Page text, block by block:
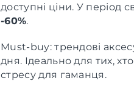
доступні ціни. У період
-60%.
Must-buy: трендові
дня. Ідеально для тих,
стресу для гаманця.